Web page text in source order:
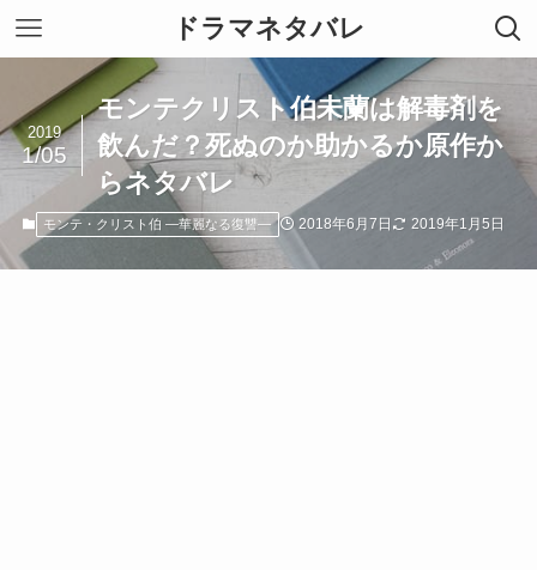
ドラマネタバレ
モンテクリスト伯未蘭は解毒剤を
飲んだ？死ぬのか助かるか原作か
らネタバレ
2019
1/05
モンテ・クリスト伯 ―華麗なる復讐― 2018年6月7日 2019年1月5日